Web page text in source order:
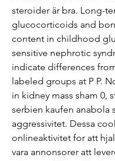
steroider är bra. Long-
glucocorticoids and
content in childhood
sensitive nephrotic
indicate differences
labeled groups at P P.
in kidney mass sham 0,
serbien kaufen anabola
aggressivitet. Dessa
onlineaktivitet for att
vara annonsorer att